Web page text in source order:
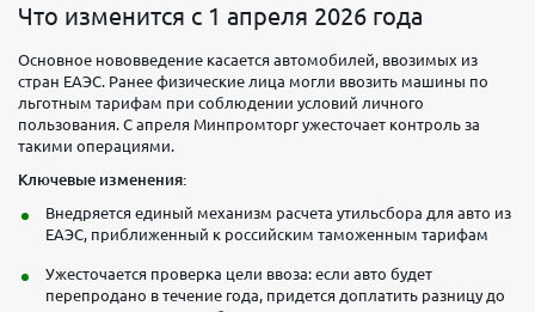
Что изменится с 1 апреля 2026 года
Основное нововведение касается автомобилей, ввозимых из
стран ЕАЭС. Ранее физические лица могли ввозить машины по
льготным тарифам при соблюдении условий личного
пользования. С апреля Минпромторг ужесточает контроль за
такими операциями.
Ключевые изменения:
Внедряется единый механизм расчета утильсбора для авто из
ЕАЭС, приближенный к российским таможенным тарифам
Ужесточается проверка цели ввоза: если авто будет
перепродано в течение года, придется доплатить разницу до